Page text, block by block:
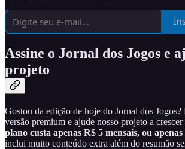
Assine o Jornal dos Jogos e
projeto
Gostou da edição de hoje do Jornal dos Jogos?
versão premium e ajude nosso projeto a
plano custa apenas R$ 5 mensais, ou
inclui muito conteúdo extra além do resumão